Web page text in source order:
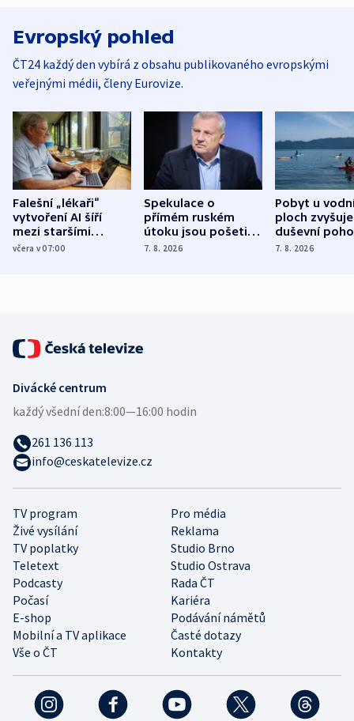
Evropský pohled
ČT24 každý den vybírá z obsahu publikovaného evropskými
veřejnými médii, členy Eurovize.
Falešní „lékaři“
vytvoření AI šíří
mezi staršími
Poláky nebezpečné
včera v 07:00
Spekulace o
přímém ruském
útoku jsou pošetilé,
míní estonský
7. 8. 2026
Pobyt u
ploch zvyšuje
duševní
ukázala
7. 8. 2026
TV program
Pro média
Živé vysílání
Reklama
TV poplatky
Studio Brno
Teletext
Studio Ostrava
Podcasty
Rada ČT
Počasí
Kariéra
E-shop
Podávání námětů
Mobilní a TV aplikace
Časté dotazy
Vše o ČT
Kontakty
Divácké centrum
každý všední den:8:00—16:00 hodin
261 136 113
info@ceskatelevize.cz